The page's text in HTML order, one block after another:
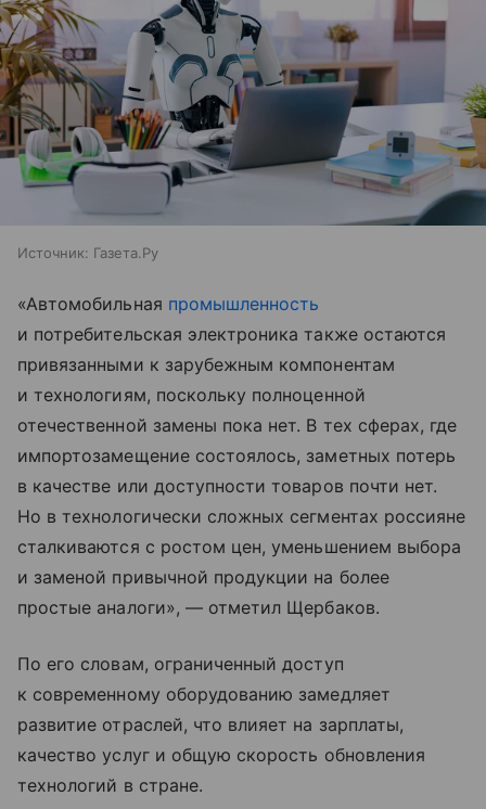
Источник: Газета.Ру
«Автомобильная промышленность
и потребительская электроника также остаются
привязанными к зарубежным компонентам
и технологиям, поскольку полноценной
отечественной замены пока нет. В тех сферах, где
импортозамещение состоялось, заметных потерь
в качестве или доступности товаров почти нет.
Но в технологически сложных сегментах россияне
сталкиваются с ростом цен, уменьшением выбора
и заменой привычной продукции на более
простые аналоги», — отметил Щербаков.
По его словам, ограниченный доступ
к современному оборудованию замедляет
развитие отраслей, что влияет на зарплаты,
качество услуг и общую скорость обновления
технологий в стране.